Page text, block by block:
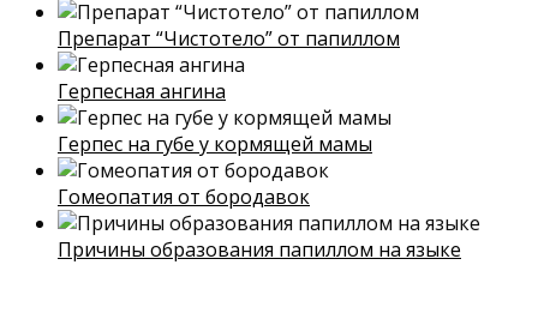
Препарат “Чистотело” от папиллом
Герпесная ангина
Герпес на губе у кормящей мамы
Гомеопатия от бородавок
Причины образования папиллом на языке